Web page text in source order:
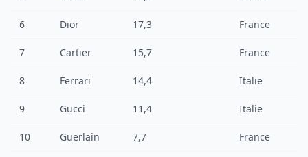
6 Dior 17,3 France
7 Cartier 15,7 France
8 Ferrari 14,4 Italie
9 Gucci 11,4 Italie
10 Guerlain 7,7 France